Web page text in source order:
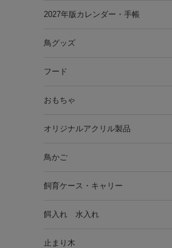
2027年版カレンダー・手帳
鳥グッズ
フード
おもちゃ
オリジナルアクリル製品
鳥かご
飼育ケース・キャリー
餌入れ 水入れ
止まり木